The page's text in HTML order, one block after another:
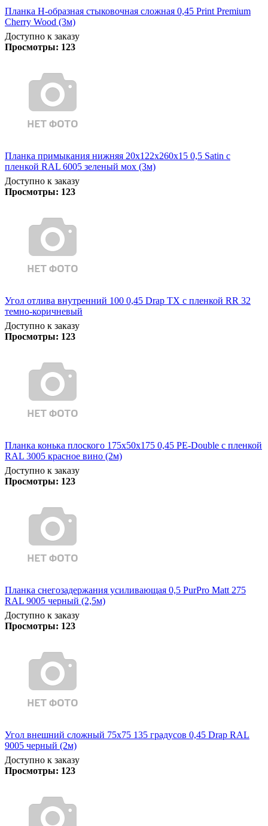
Планка Н-образная стыковочная сложная 0,45 Print Premium
Cherry Wood (3м)
Доступно к заказу
Просмотры: 123
Планка примыкания нижняя 20х122х260х15 0,5 Satin с
пленкой RAL 6005 зеленый мох (3м)
Доступно к заказу
Просмотры: 123
Угол отлива внутренний 100 0,45 Drap TX с пленкой RR 32
темно-коричневый
Доступно к заказу
Просмотры: 123
Планка конька плоского 175х50х175 0,45 PE-Double с пленкой
RAL 3005 красное вино (2м)
Доступно к заказу
Просмотры: 123
Планка снегозадержания усиливающая 0,5 PurPro Matt 275
RAL 9005 черный (2,5м)
Доступно к заказу
Просмотры: 123
Угол внешний сложный 75х75 135 градусов 0,45 Drap RAL
9005 черный (2м)
Доступно к заказу
Просмотры: 123